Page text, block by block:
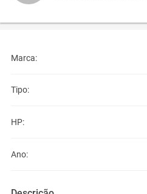
Marca:
Tipo:
HP:
Ano: